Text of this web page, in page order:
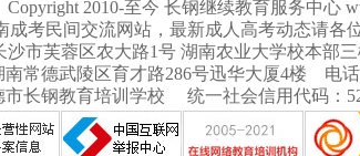
Copyright 2010-至今 长钢继续教育服务中心
成考民间交流网站，最新成人高考动态请各
沙市芙蓉区农大路1号 湖南农业大学校本部
常德武陵区育才路286号迅华大厦4楼 电话
市长钢教育培训学校 统一社会信用代码：